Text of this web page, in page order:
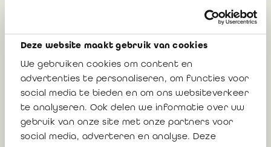
Deze website maakt gebruik van cookies
We gebruiken cookies om content en
advertenties te personaliseren, om functies voor
social media te bieden en om ons websiteverkeer
te analyseren. Ook delen we informatie over uw
gebruik van onze site met onze partners voor
social media, adverteren en analyse. Deze
11:00u: Marktgebaseerde methode
Andere aspecten van de uitvoering van de opdracht
Documentatie en verslagen
Christophe Remon(Réviseur d'entreprises - Remon &
Co Réviseurs d'Entreprises)